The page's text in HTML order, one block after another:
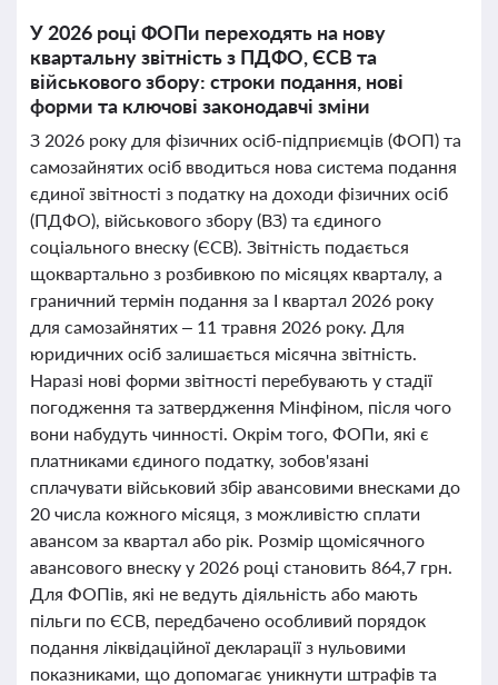
У 2026 році ФОПи переходять на нову
квартальну звітність з ПДФО, ЄСВ та
військового збору: строки подання, нові
форми та ключові законодавчі зміни
З 2026 року для фізичних осіб-підприємців (ФОП) та
самозайнятих осіб вводиться нова система подання
єдиної звітності з податку на доходи фізичних осіб
(ПДФО), військового збору (ВЗ) та єдиного
соціального внеску (ЄСВ). Звітність подається
щоквартально з розбивкою по місяцях кварталу, а
граничний термін подання за І квартал 2026 року
для самозайнятих – 11 травня 2026 року. Для
юридичних осіб залишається місячна звітність.
Наразі нові форми звітності перебувають у стадії
погодження та затвердження Мінфіном, після чого
вони набудуть чинності. Окрім того, ФОПи, які є
платниками єдиного податку, зобов'язані
сплачувати військовий збір авансовими внесками до
20 числа кожного місяця, з можливістю сплати
авансом за квартал або рік. Розмір щомісячного
авансового внеску у 2026 році становить 864,7 грн.
Для ФОПів, які не ведуть діяльність або мають
пільги по ЄСВ, передбачено особливий порядок
подання ліквідаційної декларації з нульовими
показниками, що допомагає уникнути штрафів та